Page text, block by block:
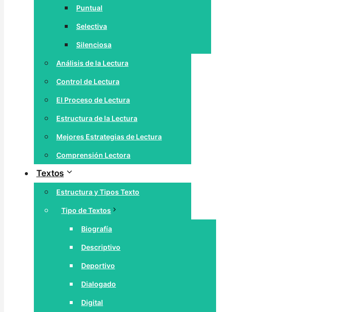
Puntual
Selectiva
Silenciosa
Análisis de la Lectura
Control de Lectura
El Proceso de Lectura
Estructura de la Lectura
Mejores Estrategias de Lectura
Comprensión Lectora
Textos
Estructura y Tipos Texto
Tipo de Textos
Biografía
Descriptivo
Deportivo
Dialogado
Digital